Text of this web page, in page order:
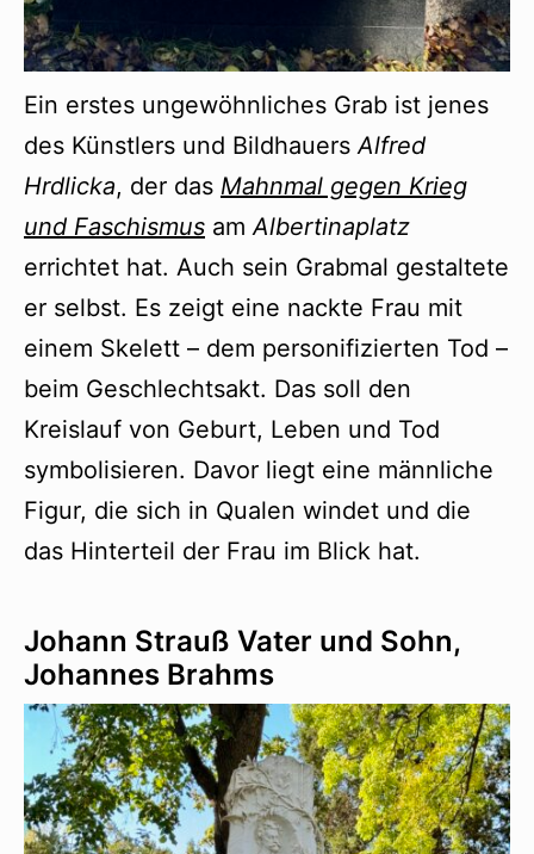
Ein erstes ungewöhnliches Grab ist jenes
des Künstlers und BildhauersAlfred
Hrdlicka, der das Mahnmal gegen Krieg
und Faschismus amAlbertinaplatz
errichtet hat. Auch sein Grabmal gestaltete
er selbst. Es zeigt eine nackte Frau mit
einem Skelett – dem personifizierten Tod –
beim Geschlechtsakt. Das soll den
Kreislauf von Geburt, Leben und Tod
symbolisieren. Davor liegt eine männliche
Figur, die sich in Qualen windet und die
das Hinterteil der Frau im Blick hat.
Johann Strauß Vater und Sohn,
Johannes Brahms